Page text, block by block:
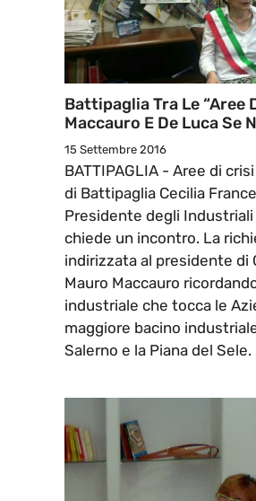
Battipaglia Tra Le “Aree
Maccauro E De Luca Se
15 Settembre 2016
BATTIPAGLIA - Aree di
di Battipaglia Cecilia
Presidente degli Industriali
chiede un incontro. La
indirizzata al presidente di
Mauro Maccauro
industriale che tocca le
maggiore bacino
Salerno e la Piana del Sele.